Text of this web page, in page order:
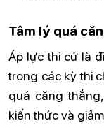
Tâm lý quá
Áp lực thi cử là
trong các kỳ thi
quá căng
kiến thức và